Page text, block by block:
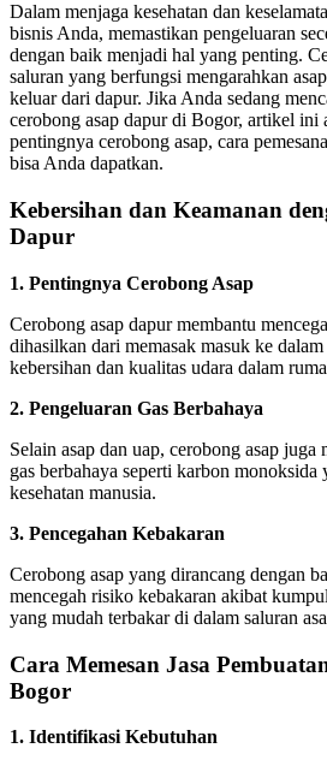
Dalam menjaga kesehatan dan
bisnis Anda, memastikan pengeluaran
dengan baik menjadi hal yang penting.
saluran yang berfungsi mengarahkan
keluar dari dapur. Jika Anda sedang
cerobong asap dapur di Bogor, artikel ini
pentingnya cerobong asap, cara
bisa Anda dapatkan.
Kebersihan dan Keamanan
Dapur
1. Pentingnya Cerobong Asap
Cerobong asap dapur membantu
dihasilkan dari memasak masuk ke
kebersihan dan kualitas udara dalam
2. Pengeluaran Gas Berbahaya
Selain asap dan uap, cerobong asap juga
gas berbahaya seperti karbon monoksida
kesehatan manusia.
3. Pencegahan Kebakaran
Cerobong asap yang dirancang dengan
mencegah risiko kebakaran akibat
yang mudah terbakar di dalam saluran
Cara Memesan Jasa
Bogor
1. Identifikasi Kebutuhan